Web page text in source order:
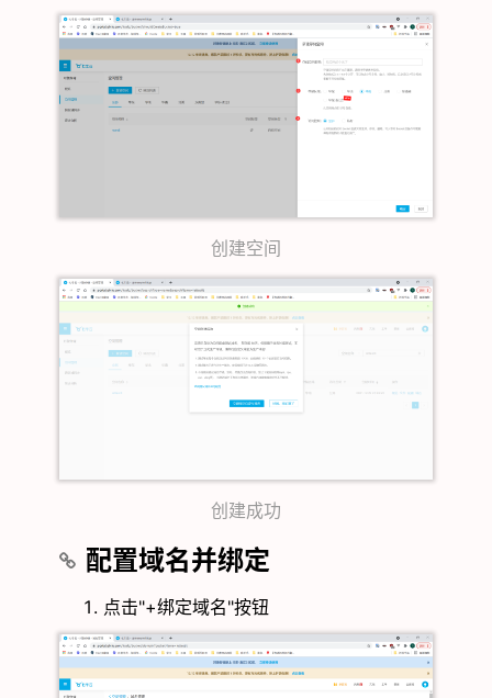
创建空间
创建成功
配置域名并绑定
点击"+绑定域名"按钮